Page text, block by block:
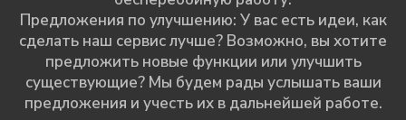
Предложения по улучшению: У вас есть идеи, как
сделать наш сервис лучше? Возможно, вы хотите
предложить новые функции или улучшить
существующие? Мы будем рады услышать ваши
предложения и учесть их в дальнейшей работе.